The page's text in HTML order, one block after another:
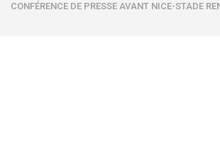
CONFÉRENCE DE PRESSE AVANT NICE-STADE